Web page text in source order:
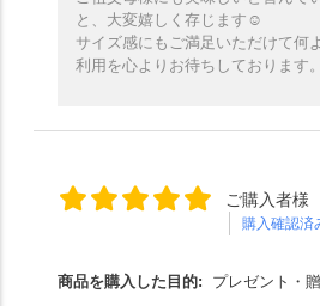
と、大変嬉しく存じます☺️
サイズ感にもご満足いただけて何
利用を心よりお待ちしております。
ご購入者様
購入確認済
商品を購入した目的:
プレゼント・